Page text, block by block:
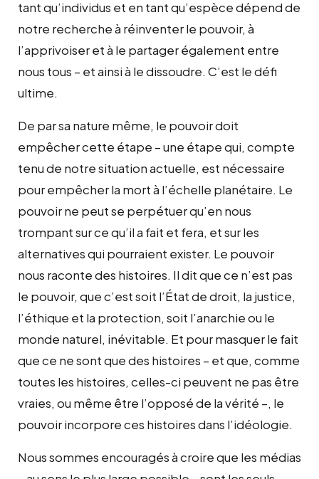
tant qu’individus et en tant qu’espèce dépend de
notre recherche à réinventer le pouvoir, à
l’apprivoiser et à le partager également entre
nous tous – et ainsi à le dissoudre. C’est le défi
ultime.
De par sa nature même, le pouvoir doit
empêcher cette étape – une étape qui, compte
tenu de notre situation actuelle, est nécessaire
pour empêcher la mort à l’échelle planétaire. Le
pouvoir ne peut se perpétuer qu’en nous
trompant sur ce qu’il a fait et fera, et sur les
alternatives qui pourraient exister. Le pouvoir
nous raconte des histoires. Il dit que ce n’est pas
le pouvoir, que c’est soit l’État de droit, la justice,
l’éthique et la protection, soit l’anarchie ou le
monde naturel, inévitable. Et pour masquer le fait
que ce ne sont que des histoires – et que, comme
toutes les histoires, celles-ci peuvent ne pas être
vraies, ou même être l’opposé de la vérité –, le
pouvoir incorpore ces histoires dans l’idéologie.
Nous sommes encouragés à croire que les médias